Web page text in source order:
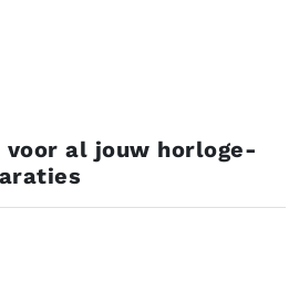
voor al jouw horloge-